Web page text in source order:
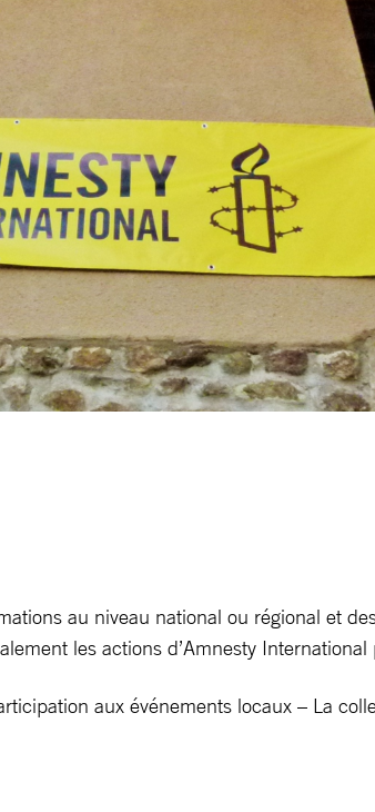
au niveau national ou régional et
les actions d’Amnesty International
aux événements locaux – La